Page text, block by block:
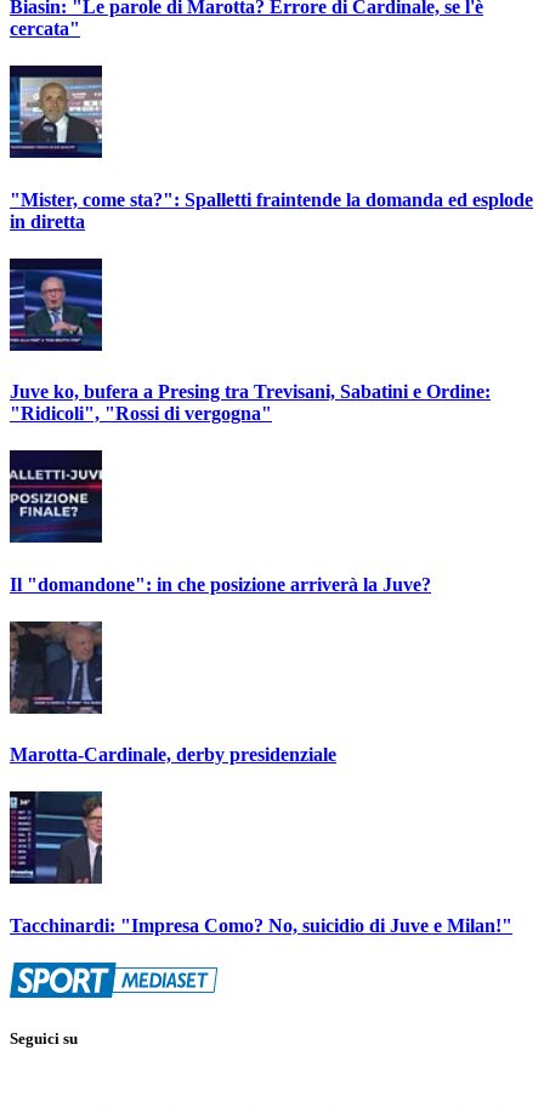
Biasin: "Le parole di Marotta? Errore di Cardinale, se l'è
cercata"
"Mister, come sta?": Spalletti fraintende la domanda ed esplode
in diretta
Juve ko, bufera a Presing tra Trevisani, Sabatini e Ordine:
"Ridicoli", "Rossi di vergogna"
Il "domandone": in che posizione arriverà la Juve?
Marotta-Cardinale, derby presidenziale
Tacchinardi: "Impresa Como? No, suicidio di Juve e Milan!"
Seguici su